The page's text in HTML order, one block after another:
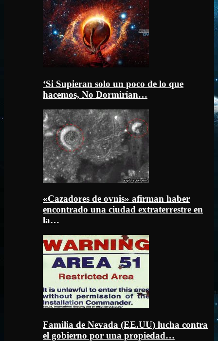
‘Si Supieran solo un poco de lo que
hacemos, No Dormirían…
«Cazadores de ovnis» afirman haber
encontrado una ciudad extraterrestre en
la…
Familia de Nevada (EE.UU) lucha contra
el gobierno por una propiedad…